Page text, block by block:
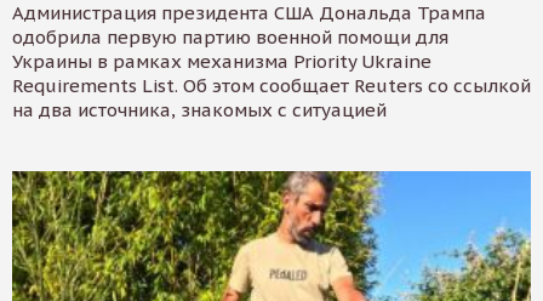
Администрация президента США Дональда Трампа
одобрила первую партию военной помощи для
Украины в рамках механизма Priority Ukraine
Requirements List. Об этом сообщает Reuters со ссылкой
на два источника, знакомых с ситуацией